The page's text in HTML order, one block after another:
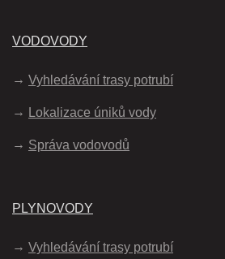
VODOVODY
Vyhledávání trasy potrubí
Lokalizace úniků vody
Správa vodovodů
PLYNOVODY
Vyhledávání trasy potrubí